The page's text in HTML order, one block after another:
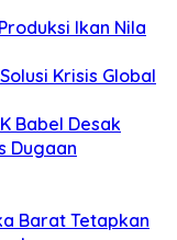
Ikan Nila
Krisis Global
Babel Desak
Dugaan
Barat Tetapkan